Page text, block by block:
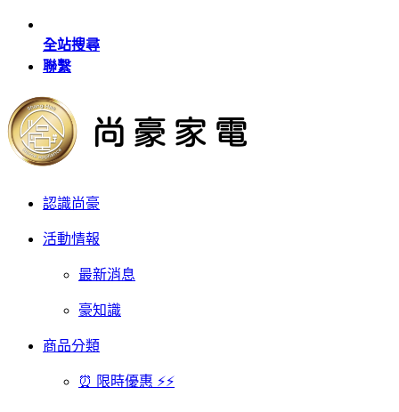
全站搜尋
聯繫
認識尚豪
活動情報
最新消息
豪知識
商品分類
⏰ 限時優惠 ⚡⚡